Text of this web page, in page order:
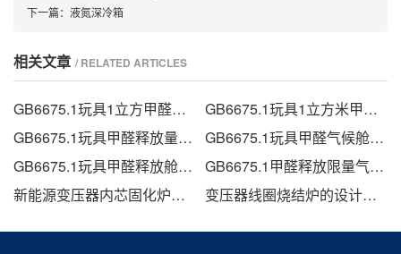
下一篇： 液氮深冷箱
相关文章 / RELATED ARTICLES
GB6675.1玩具1立方甲醛释放箱的技术方案
GB6675.1玩具1立方米甲醛箱的测试方法
GB6675.1玩具甲醛释放量气候舱
GB6675.1玩具甲醛气候舱的甲醛检测方法
GB6675.1玩具甲醛释放舱技术要求
GB6675.1甲醛释放限量气候箱
新能源变压器内芯固化炉的技术方案
变压器线圈烧结炉的设计方法